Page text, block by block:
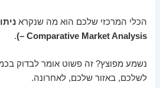
הכלי המרכזי שלכם הוא מה שנקרא
– Comparative Market Analysis)
.
נשמע מפוצץ? זה פשוט אומר לבדוק
לשלכם, באזור שלכם, לאחרונה.